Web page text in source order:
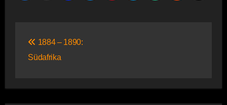
1884 – 1890:
Südafrika